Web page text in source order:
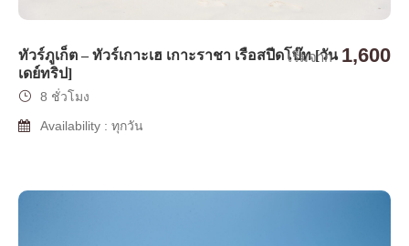
ทัวร์ภูเก็ต – ทัวร์เกาะเฮ เกาะราชา เรือสปีดโบ๊ท [วัน
เดย์ทริป]
เริ่มจาก 1,600
8 ชั่วโมง
Availability : ทุกวัน